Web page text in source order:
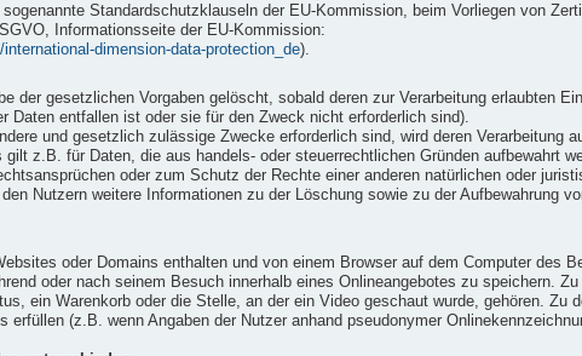
Standardschutzklauseln der EU-Kommission, beim Vorliegen von
Informationsseite der EU-Kommission:
dimension-data-protection_de).
der gesetzlichen Vorgaben gelöscht, sobald deren zur Verarbeitung erlaubten
Daten entfallen ist oder sie für den Zweck nicht erforderlich sind).
und gesetzlich zulässige Zwecke erforderlich sind, wird deren Verarbeitung
z.B. für Daten, die aus handels- oder steuerrechtlichen Gründen aufbewahrt
oder zum Schutz der Rechte einer anderen natürlichen oder
Nutzern weitere Informationen zu der Löschung sowie zu der Aufbewahrung
oder Domains enthalten und von einem Browser auf dem Computer des
oder nach seinem Besuch innerhalb eines Onlineangebotes zu speichern.
ein Warenkorb oder die Stelle, an der ein Video geschaut wurde, gehören. Zu
erfüllen (z.B. wenn Angaben der Nutzer anhand pseudonymer